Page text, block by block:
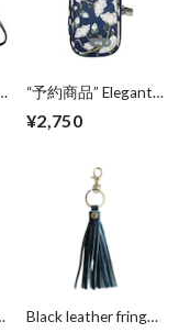
“予約商品” Elegant
case
¥2,750
Black leather fringe